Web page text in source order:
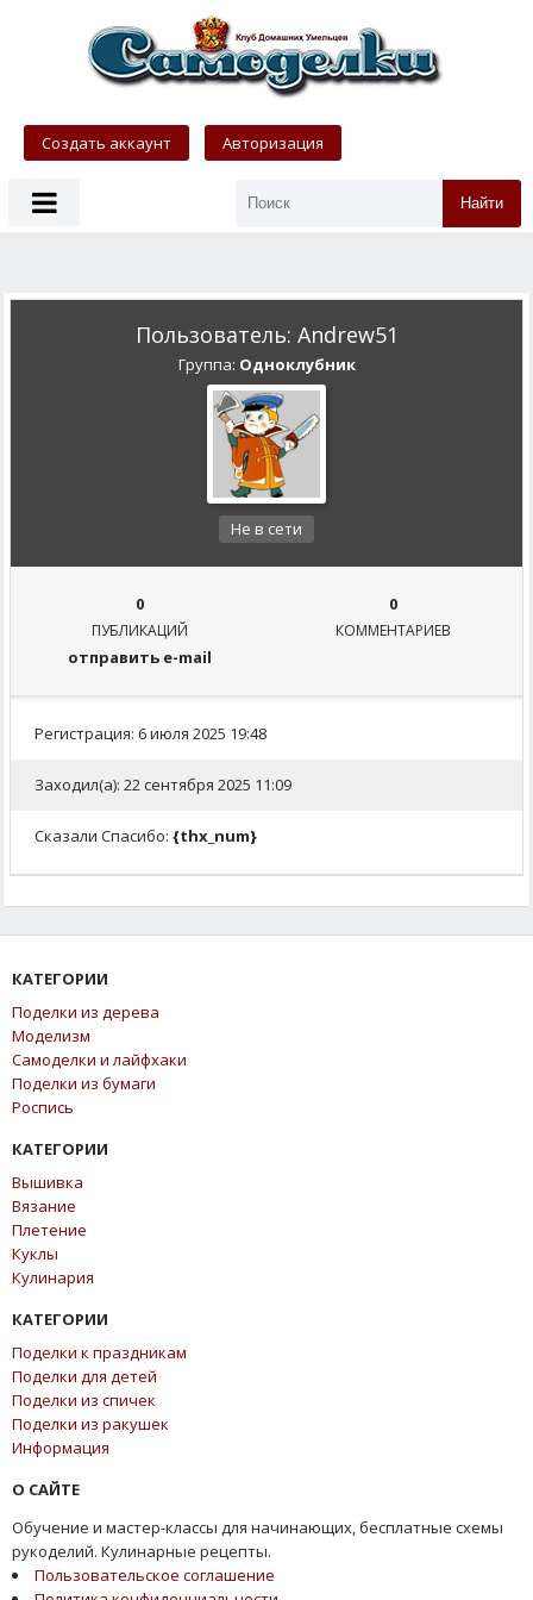
Создать аккаунт Авторизация
Найти
Пользователь: Andrew51
Группа: Одноклубник
Не в сети
0
ПУБЛИКАЦИЙ
0
КОММЕНТАРИЕВ
отправить e-mail
Регистрация: 6 июля 2025 19:48
Заходил(а): 22 сентября 2025 11:09
Сказали Спасибо: {thx_num}
КАТЕГОРИИ
Поделки из дерева
Моделизм
Самоделки и лайфхаки
Поделки из бумаги
Роспись
КАТЕГОРИИ
Вышивка
Вязание
Плетение
Куклы
Кулинария
КАТЕГОРИИ
Поделки к праздникам
Поделки для детей
Поделки из спичек
Поделки из ракушек
Информация
О САЙТЕ
Обучение и мастер-классы для начинающих, бесплатные схемы
рукоделий. Кулинарные рецепты.
Пользовательское соглашение